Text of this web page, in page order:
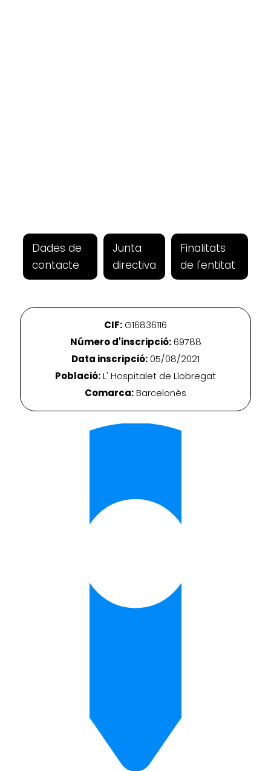
Dades de
contacte
Junta
directiva
Finalitats
de l'entitat
CIF: G16836116
Número d'inscripció:69788
Data inscripció:05/08/2021
Població:L' Hospitalet de Llobregat
Comarca:Barcelonès